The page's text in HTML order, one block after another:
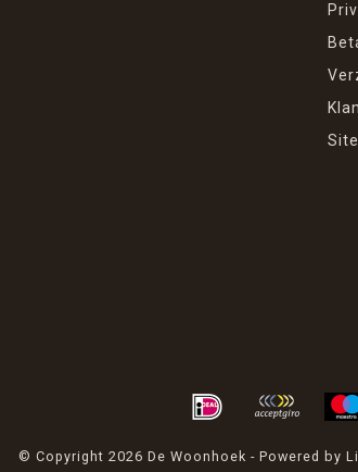
© Copyright 2026 De Woonhoek - Powered by